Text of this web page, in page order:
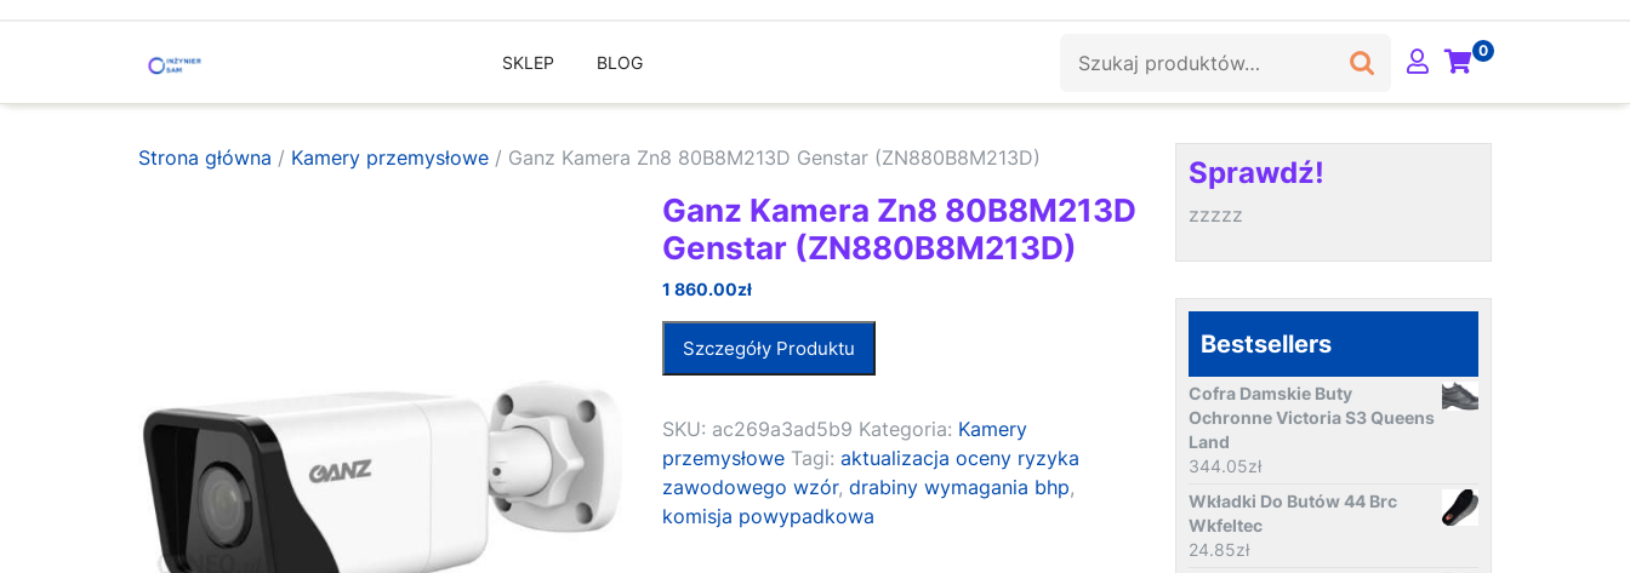
SKLEP BLOG
0
Strona główna / Kamery przemysłowe / Ganz Kamera Zn8 80B8M213D Genstar (ZN880B8M213D)
Ganz Kamera Zn8 80B8M213D
Genstar (ZN880B8M213D)
1 860.00zł
Szczegóły Produktu
SKU: ac269a3ad5b9 Kategoria: Kamery
przemysłowe Tagi:aktualizacja oceny ryzyka
zawodowego wzór,drabiny wymagania bhp,
komisja powypadkowa
Sprawdź!
zzzzz
Bestsellers
Cofra Damskie Buty
Ochronne Victoria S3 Queens
Land
344.05zł
Wkładki Do Butów 44 Brc
Wkfeltec
24.85zł